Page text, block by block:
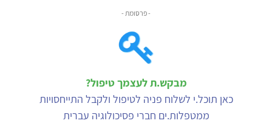
- פרסומת -
מבקש.ת לעצמך טיפול?
כאן תוכל.י לשלוח פניה לטיפול ולקבל התייחסויות
ממטפלות.ים חברי פסיכולוגיה עברית